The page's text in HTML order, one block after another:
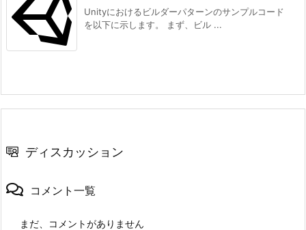
Unityにおけるビルダーパターンのサンプルコード
を以下に示します。 まず、ビル ...
ディスカッション
コメント一覧
まだ、コメントがありません